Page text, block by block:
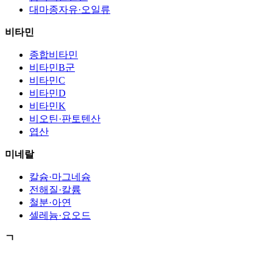
대마종자유·오일류
비타민
종합비타민
비타민B군
비타민C
비타민D
비타민K
비오틴·판토텐산
엽산
미네랄
칼슘·마그네슘
전해질·칼륨
철분·아연
셀레늄·요오드
ㄱ